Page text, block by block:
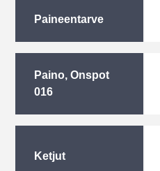
Paineentarve
Paino, Onspot
016
Ketjut